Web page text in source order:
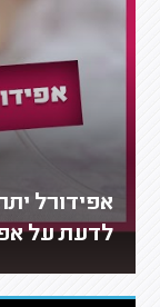
אפידורל
לדעת על